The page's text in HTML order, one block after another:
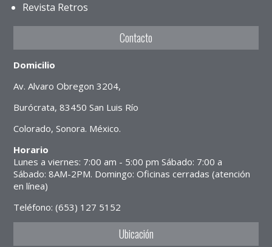
Revista Retros
Contacto
Domicilio
Av. Alvaro Obregon 3204,
Burócrata, 83450 San Luis Río
Colorado, Sonora. México.
Horario
Lunes a viernes: 7:00 am - 5:00 pm Sábado: 7:00 a
Sábado: 8AM-2PM. Domingo: Oficinas cerradas (atención
en línea)
Teléfono: (653) 127 5152
Ubicación